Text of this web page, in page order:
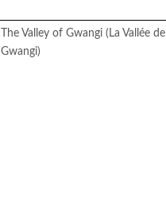
The Valley of Gwangi (La Vallée de
Gwangi)